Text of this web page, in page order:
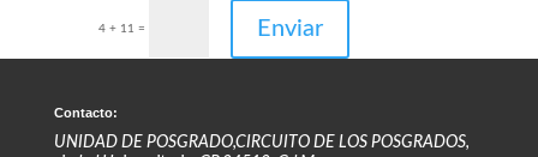
4 + 11 = Enviar
Contacto:
UNIDAD DE POSGRADO,CIRCUITO DE LOS POSGRADOS,